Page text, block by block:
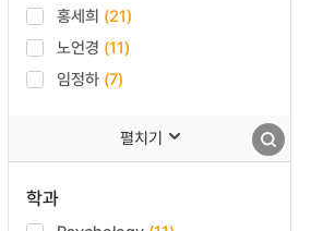
홍세희 (21)
노언경 (11)
임정하 (7)
펼치기
학과